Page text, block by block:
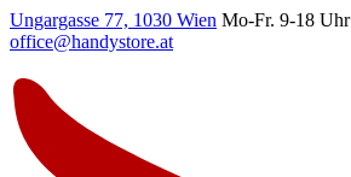
Ungargasse 77, 1030 Wien Mo-Fr. 9-18 Uhr
office@handystore.at